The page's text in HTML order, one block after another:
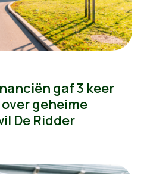
gaf 3 keer
geheime
De Ridder